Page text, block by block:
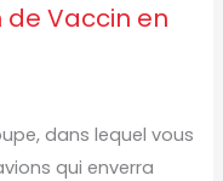
de Vaccin en
dans lequel vous
qui enverra